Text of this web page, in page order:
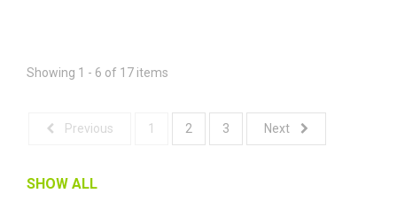
Showing 1 - 6 of 17 items
Previous 1 2 3 Next
SHOW ALL